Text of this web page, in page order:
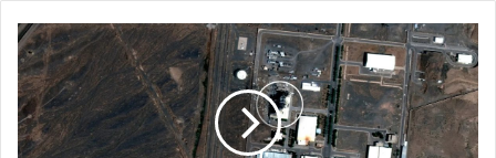
نطنز
النووية
الإيرانية
تعرضت
لـ”أضرار
بالغة”